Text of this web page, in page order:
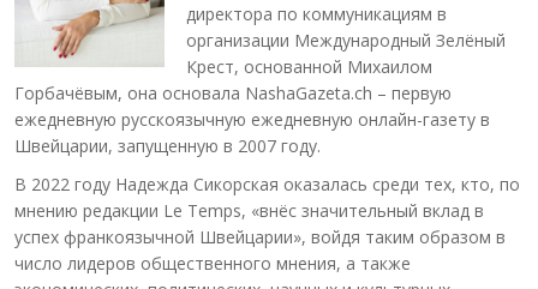
директора по коммуникациям в
организации Международный Зелёный
Крест, основанной Михаилом
Горбачёвым, она основала NashaGazeta.ch – первую
ежедневную русскоязычную ежедневную онлайн-газету в
Швейцарии, запущенную в 2007 году.
В 2022 году Надежда Сикорская оказалась среди тех, кто, по
мнению редакции Le Temps, «внёс значительный вклад в
успех франкоязычной Швейцарии», войдя таким образом в
число лидеров общественного мнения, а также